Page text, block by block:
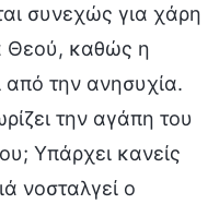
συνεχώς για χάρη
Θεού, καθώς η
από την ανησυχία.
την αγάπη του
Υπάρχει κανείς
νοσταλγεί ο